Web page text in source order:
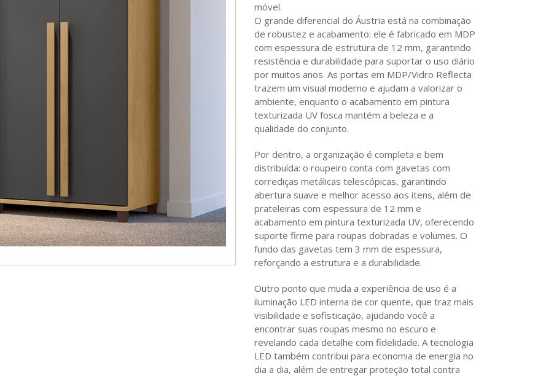
móvel.
O grande diferencial do Áustria está na combinação
de robustez e acabamento: ele é fabricado em MDP
com espessura de estrutura de 12 mm, garantindo
resistência e durabilidade para suportar o uso diário
por muitos anos. As portas em MDP/Vidro Reflecta
trazem um visual moderno e ajudam a valorizar o
ambiente, enquanto o acabamento em pintura
texturizada UV fosca mantém a beleza e a
qualidade do conjunto.
Por dentro, a organização é completa e bem
distribuída: o roupeiro conta com gavetas com
corrediças metálicas telescópicas, garantindo
abertura suave e melhor acesso aos itens, além de
prateleiras com espessura de 12 mm e
acabamento em pintura texturizada UV, oferecendo
suporte firme para roupas dobradas e volumes. O
fundo das gavetas tem 3 mm de espessura,
reforçando a estrutura e a durabilidade.
Outro ponto que muda a experiência de uso é a
iluminação LED interna de cor quente, que traz mais
visibilidade e sofisticação, ajudando você a
encontrar suas roupas mesmo no escuro e
revelando cada detalhe com fidelidade. A tecnologia
LED também contribui para economia de energia no
dia a dia, além de entregar proteção total contra